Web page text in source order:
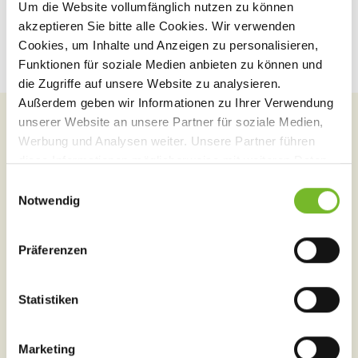
Um die Website vollumfänglich nutzen zu können
akzeptieren Sie bitte alle Cookies. Wir verwenden
Cookies, um Inhalte und Anzeigen zu personalisieren,
Funktionen für soziale Medien anbieten zu können und
die Zugriffe auf unsere Website zu analysieren.
Außerdem geben wir Informationen zu Ihrer Verwendung
unserer Website an unsere Partner für soziale Medien,
Werbung und Analysen weiter. Unsere Partner führen
diese Informationen möglicherweise mit weiteren Daten
sie im Rahmen Ihrer Nutzung der Dienste gesammelt
Notwendig
Präferenzen
Statistiken
Marketing
STEPHANIE IST GERNE FÜR SIE DA.
Wir beraten Sie gerne zu
unseren Kursen!